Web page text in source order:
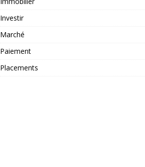
Investir
Marché
Paiement
Placements